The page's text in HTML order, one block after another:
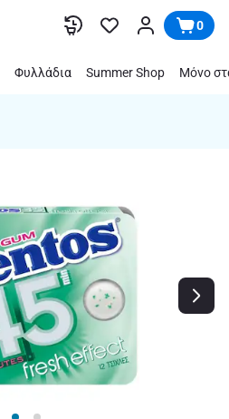
0
Φυλλάδια Summer Shop Μόνο